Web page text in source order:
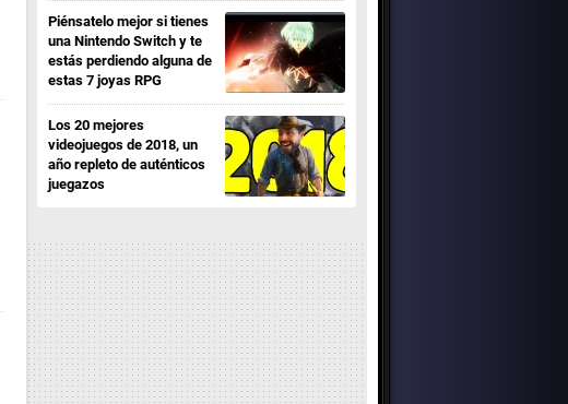
Piénsatelo mejor si tienes
una Nintendo Switch y te
estás perdiendo alguna de
estas 7 joyas RPG
Los 20 mejores
videojuegos de 2018, un
año repleto de auténticos
juegazos